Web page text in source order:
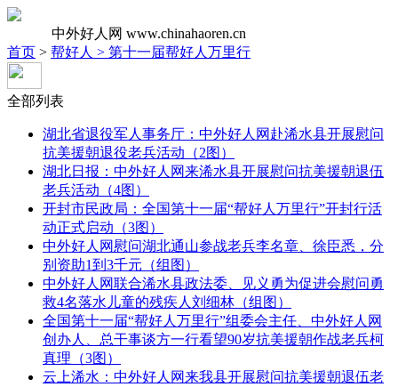
中外好人网 www.chinahaoren.cn
首页 > 帮好人 > 第十一届帮好人万里行
全部列表
湖北省退役军人事务厅：中外好人网赴浠水县开展慰问
抗美援朝退役老兵活动（2图）
湖北日报：中外好人网来浠水县开展慰问抗美援朝退伍
老兵活动（4图）
开封市民政局：全国第十一届“帮好人万里行”开封行活
动正式启动（3图）
中外好人网慰问湖北通山参战老兵李名章、徐臣悉，分
别资助1到3千元（组图）
中外好人网联合浠水县政法委、见义勇为促进会慰问勇
救4名落水儿童的残疾人刘细林（组图）
全国第十一届“帮好人万里行”组委会主任、中外好人网
创办人、总干事谈方一行看望90岁抗美援朝作战老兵柯
真理（3图）
云上浠水：中外好人网来我县开展慰问抗美援朝退伍老